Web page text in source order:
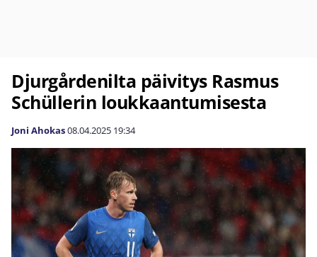
Djurgårdenilta päivitys Rasmus
Schüllerin loukkaantumisesta
Joni Ahokas08.04.2025 19:34